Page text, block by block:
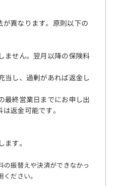
異なります。原則以下の
せん。翌月以降の保険料
し、過剰があれば返金し
終営業日までにお申し出
返金可能です。
す。
の振替えや決済ができなかっ
ださい。